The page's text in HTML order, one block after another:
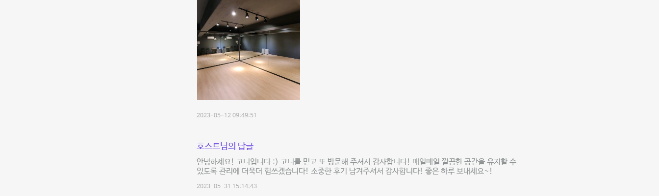
2023-05-12 09:49:51
호스트님의 답글
안녕하세요! 고니입니다 :) 고니를 믿고 또 방문해 주셔서 감사합니다! 매일매일 깔끔한 공간을 유지할 수
있도록 관리에 더욱더 힘쓰겠습니다! 소중한 후기 남겨주셔서 감사합니다! 좋은 하루 보내세요~!
2023-05-31 15:14:43